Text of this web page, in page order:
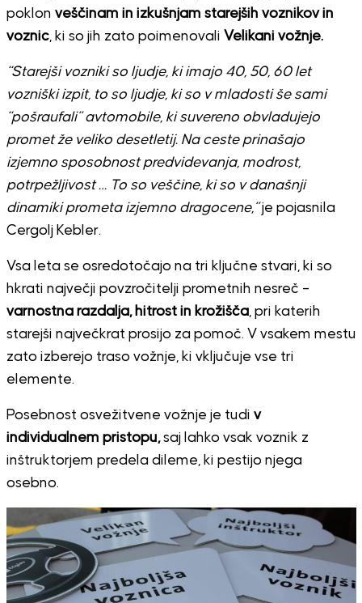
poklon veščinam in izkušnjam starejših voznikov in
voznic, ki so jih zato poimenovali Velikani vožnje.
“Starejši vozniki so ljudje, ki imajo 40, 50, 60 let
vozniški izpit, to so ljudje, ki so v mladosti še sami
“pošraufali” avtomobile, ki suvereno obvladujejo
promet že veliko desetletij. Na ceste prinašajo
izjemno sposobnost predvidevanja, modrost,
potrpežljivost … To so veščine, ki so v današnji
dinamiki prometa izjemno dragocene,”je pojasnila
Cergolj Kebler.
Vsa leta se osredotočajo na tri ključne stvari, ki so
hkrati največji povzročitelji prometnih nesreč –
varnostna razdalja, hitrost in krožišča, pri katerih
starejši največkrat prosijo za pomoč. V vsakem mestu
zato izberejo traso vožnje, ki vključuje vse tri
elemente.
Posebnost osvežitvene vožnje je tudi v
individualnem pristopu,saj lahko vsak voznik z
inštruktorjem predela dileme, ki pestijo njega
osebno.